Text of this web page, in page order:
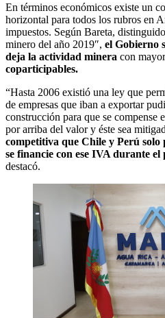
En términos económicos existe un
horizontal para todos los rubros en
impuestos. Según Bareta,
minero del año 2019″, el Gobierno
deja la actividad minera con
coparticipables.
“Hasta 2006 existió una ley que
de empresas que iban a exportar
construcción para que se compense
por arriba del valor y éste sea
competitiva que Chile y Perú
se financie con ese IVA durante
destacó.